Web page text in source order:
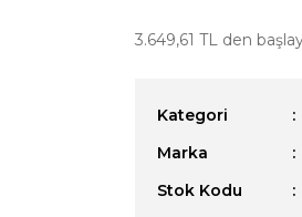
3.649,61 TL den
Kategori
Marka
Stok Kodu